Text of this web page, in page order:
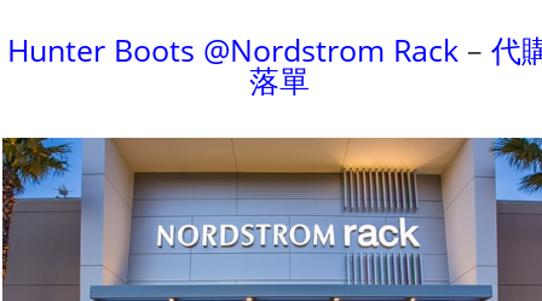
Hunter Boots @Nordstrom Rack –代
落單